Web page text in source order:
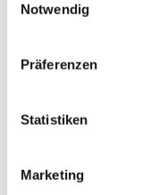
Notwendig
Präferenzen
Statistiken
Marketing
Dies